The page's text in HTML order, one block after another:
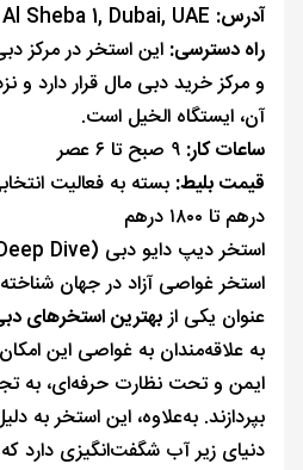
آدرس:
راه دسترسی: این استخر در مرکز
و مرکز خرید دبی مال قرار دارد و
آن، ایستگاه الخیل است.
ساعات کار: ۹ صبح تا ۶ عصر
قیمت بلیط:
درهم تا ۱۸۰۰ درهم
استخر غواصی آزاد در جهان
عنوان یکی ازبهترین استخرهای
به علاقه‌مندان به غواصی این
ایمن و تحت نظارت حرفه‌ای، به
بپردازند. به‌علاوه، این استخر
دنیای زیر آب شگفت‌انگیزی دارد